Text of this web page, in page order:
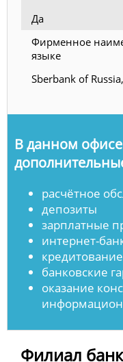
Да
Фирменное
языке
Sberbank of
В данном
расчётное
депозиты
зарплатные
интернет-
кредитование
банковские
оказание
Филиал